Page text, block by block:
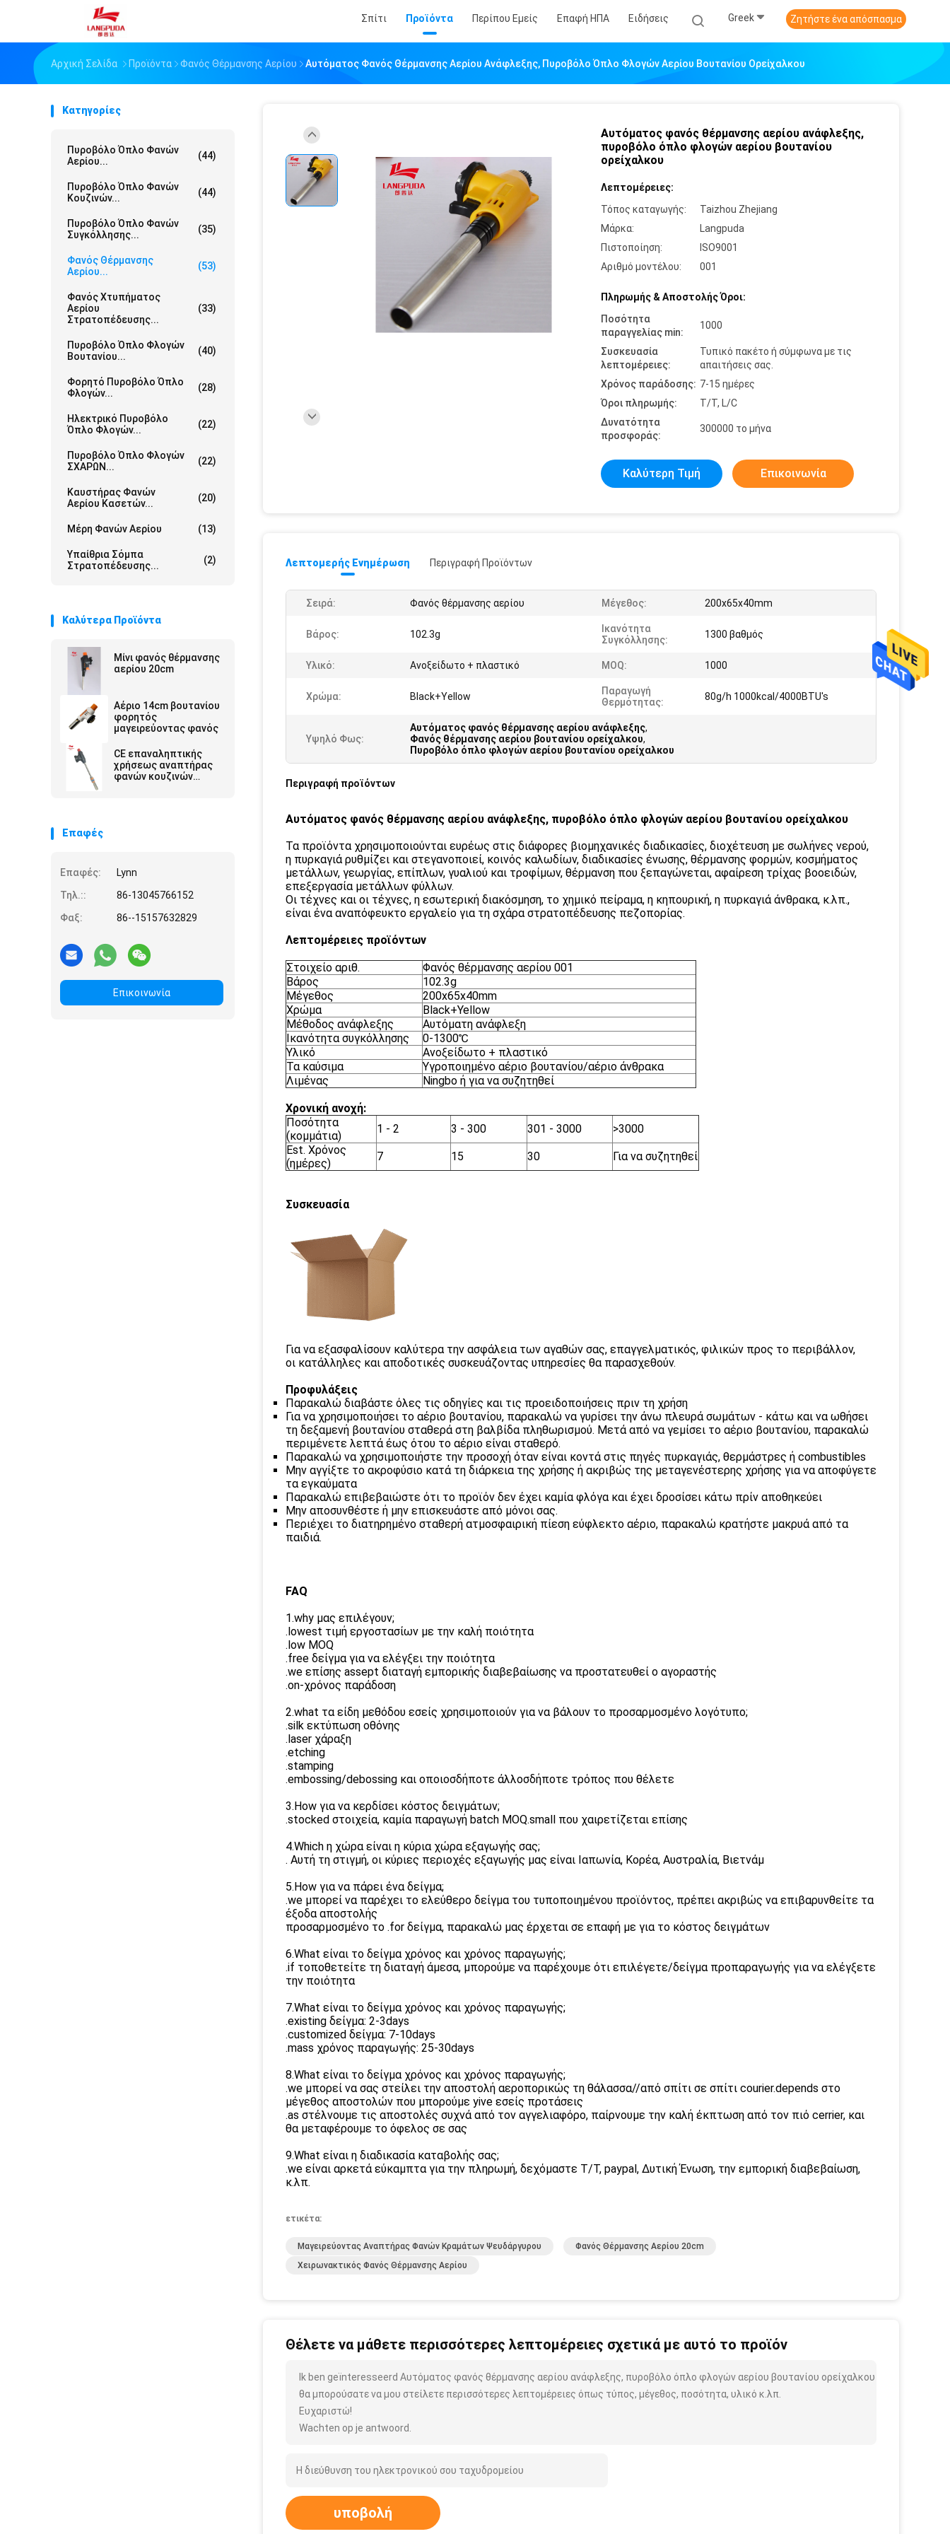
Σπίτι Προϊόντα Περίπου Εμείς Επαφή ΗΠΑ Ειδήσεις Greek Ζητήστε ένα απόσπασμα
Αρχική Σελίδα Προϊόντα Φανός Θέρμανσης Αερίου Αυτόματος Φανός Θέρμανσης Αερίου Ανάφλεξης, Πυροβόλο Όπλο Φλογών Αερίου Βουτανίου Ορείχαλκου
Κατηγορίες
Πυροβόλο Όπλο Φανών
Αερίου...
(44)
Πυροβόλο Όπλο Φανών
Κουζινών...
(44)
Πυροβόλο Όπλο Φανών
Συγκόλλησης...
(35)
Φανός Θέρμανσης
Αερίου...
(53)
Φανός Χτυπήματος
Αερίου
Στρατοπέδευσης...
(33)
Πυροβόλο Όπλο Φλογών
Βουτανίου...
(40)
Φορητό Πυροβόλο Όπλο
Φλογών...
(28)
Ηλεκτρικό Πυροβόλο
Όπλο Φλογών...
(22)
Πυροβόλο Όπλο Φλογών
ΣΧΑΡΩΝ...
(22)
Καυστήρας Φανών
Αερίου Κασετών...
(20)
Μέρη Φανών Αερίου (13)
Υπαίθρια Σόμπα
Στρατοπέδευσης...
(2)
Καλύτερα Προϊόντα
Μίνι φανός θέρμανσης
αερίου 20cm
Αέριο 14cm βουτανίου
φορητός
μαγειρεύοντας φανός
CE επαναληπτικής
χρήσεως αναπτήρας
φανών κουζινών
Επαφές
Επαφές:
Lynn
Τηλ.::
86-13045766152
Φαξ:
86--15157632829
Επικοινωνία
Αυτόματος φανός θέρμανσης αερίου ανάφλεξης,
πυροβόλο όπλο φλογών αερίου βουτανίου
ορείχαλκου
Λεπτομέρειες:
Τόπος καταγωγής:
Taizhou Zhejiang
Μάρκα:
Langpuda
Πιστοποίηση:
ISO9001
Αριθμό μοντέλου:
001
Πληρωμής & Αποστολής Όροι:
Ποσότητα
παραγγελίας min:
1000
Συσκευασία
λεπτομέρειες:
Τυπικό πακέτο ή σύμφωνα με τις
απαιτήσεις σας.
Χρόνος παράδοσης: 7-15 ημέρες
Όροι πληρωμής:
T/T, L/C
Δυνατότητα
προσφοράς:
300000 το μήνα
Καλύτερη Τιμή Επικοινωνία
Λεπτομερής Ενημέρωση Περιγραφή Προϊόντων
Σειρά: Φανός θέρμανσης αερίου Μέγεθος: 200x65x40mm
Βάρος: 102.3g
Ικανότητα
Συγκόλλησης:
1300 βαθμός
Υλικό: Ανοξείδωτο + πλαστικό MOQ: 1000
Χρώμα: Black+Yellow
Παραγωγή
Θερμότητας:
80g/h 1000kcal/4000BTU's
Υψηλό Φως:
Αυτόματος φανός θέρμανσης αερίου ανάφλεξης,
Φανός θέρμανσης αερίου βουτανίου ορείχαλκου,
Πυροβόλο όπλο φλογών αερίου βουτανίου ορείχαλκου
Περιγραφή προϊόντων
Αυτόματος φανός θέρμανσης αερίου ανάφλεξης, πυροβόλο όπλο φλογών αερίου βουτανίου ορείχαλκου
Τα προϊόντα χρησιμοποιούνται ευρέως στις διάφορες βιομηχανικές διαδικασίες, διοχέτευση με σωλήνες νερού,
η πυρκαγιά ρυθμίζει και στεγανοποιεί, κοινός καλωδίων, διαδικασίες ένωσης, θέρμανσης φορμών, κοσμήματος
μετάλλων, γεωργίας, επίπλων, γυαλιού και τροφίμων, θέρμανση που ξεπαγώνεται, αφαίρεση τρίχας βοοειδών,
επεξεργασία μετάλλων φύλλων.
Οι τέχνες και οι τέχνες, η εσωτερική διακόσμηση, το χημικό πείραμα, η κηπουρική, η πυρκαγιά άνθρακα, κ.λπ.,
είναι ένα αναπόφευκτο εργαλείο για τη σχάρα στρατοπέδευσης πεζοπορίας.
Λεπτομέρειες προϊόντων
Στοιχείο αριθ.
Φανός θέρμανσης αερίου 001
Βάρος
102.3g
Μέγεθος
200x65x40mm
Χρώμα
Black+Yellow
Μέθοδος ανάφλεξης
Αυτόματη ανάφλεξη
Ικανότητα συγκόλλησης
0-1300℃
Υλικό
Ανοξείδωτο + πλαστικό
Τα καύσιμα
Υγροποιημένο αέριο βουτανίου/αέριο άνθρακα
Λιμένας
Ningbo ή για να συζητηθεί
Χρονική ανοχή:
Ποσότητα
(κομμάτια)
1 - 2 3 - 300 301 - 3000
>3000
Est. Χρόνος
(ημέρες)
7 15 30 Για να συζητηθεί
Συσκευασία
Για να εξασφαλίσουν καλύτερα την ασφάλεια των αγαθών σας, επαγγελματικός, φιλικών προς το περιβάλλον,
οι κατάλληλες και αποδοτικές συσκευάζοντας υπηρεσίες θα παρασχεθούν.
Προφυλάξεις
Παρακαλώ διαβάστε όλες τις οδηγίες και τις προειδοποιήσεις πριν τη χρήση
Για να χρησιμοποιήσει το αέριο βουτανίου, παρακαλώ να γυρίσει την άνω πλευρά σωμάτων - κάτω και να ωθήσει
τη δεξαμενή βουτανίου σταθερά στη βαλβίδα πληθωρισμού. Μετά από να γεμίσει το αέριο βουτανίου, παρακαλώ
περιμένετε λεπτά έως ότου το αέριο είναι σταθερό.
Παρακαλώ να χρησιμοποιήστε την προσοχή όταν είναι κοντά στις πηγές πυρκαγιάς, θερμάστρες ή combustibles
Μην αγγίξτε το ακροφύσιο κατά τη διάρκεια της χρήσης ή ακριβώς της μεταγενέστερης χρήσης για να αποφύγετε
τα εγκαύματα
Παρακαλώ επιβεβαιώστε ότι το προϊόν δεν έχει καμία φλόγα και έχει δροσίσει κάτω πρίν αποθηκεύει
Μην αποσυνθέστε ή μην επισκευάστε από μόνοι σας.
Περιέχει το διατηρημένο σταθερή ατμοσφαιρική πίεση εύφλεκτο αέριο, παρακαλώ κρατήστε μακρυά από τα
παιδιά.
FAQ
1.why μας επιλέγουν;
.lowest τιμή εργοστασίων με την καλή ποιότητα
.low MOQ
.free δείγμα για να ελέγξει την ποιότητα
.we επίσης assept διαταγή εμπορικής διαβεβαίωσης να προστατευθεί ο αγοραστής
.on-χρόνος παράδοση
2.what τα είδη μεθόδου εσείς χρησιμοποιούν για να βάλουν το προσαρμοσμένο λογότυπο;
.silk εκτύπωση οθόνης
.laser χάραξη
.etching
.stamping
.embossing/debossing και οποιοσδήποτε άλλοσδήποτε τρόπος που θέλετε
3.How για να κερδίσει κόστος δειγμάτων;
.stocked στοιχεία, καμία παραγωγή batch MOQ.small που χαιρετίζεται επίσης
4.Which η χώρα είναι η κύρια χώρα εξαγωγής σας;
. Αυτή τη στιγμή, οι κύριες περιοχές εξαγωγής μας είναι Ιαπωνία, Κορέα, Αυστραλία, Βιετνάμ
5.How για να πάρει ένα δείγμα;
.we μπορεί να παρέχει το ελεύθερο δείγμα του τυποποιημένου προϊόντος, πρέπει ακριβώς να επιβαρυνθείτε τα
έξοδα αποστολής
προσαρμοσμένο το .for δείγμα, παρακαλώ μας έρχεται σε επαφή με για το κόστος δειγμάτων
6.What είναι το δείγμα χρόνος και χρόνος παραγωγής;
.if τοποθετείτε τη διαταγή άμεσα, μπορούμε να παρέχουμε ότι επιλέγετε/δείγμα προπαραγωγής για να ελέγξετε
την ποιότητα
7.What είναι το δείγμα χρόνος και χρόνος παραγωγής;
.existing δείγμα: 2-3days
.customized δείγμα: 7-10days
.mass χρόνος παραγωγής: 25-30days
8.What είναι το δείγμα χρόνος και χρόνος παραγωγής;
.we μπορεί να σας στείλει την αποστολή αεροπορικώς τη θάλασσα//από σπίτι σε σπίτι courier.depends στο
μέγεθος αποστολών που μπορούμε yive εσείς προτάσεις
.as στέλνουμε τις αποστολές συχνά από τον αγγελιαφόρο, παίρνουμε την καλή έκπτωση από τον πιό cerrier, και
θα μεταφέρουμε το όφελος σε σας
9.What είναι η διαδικασία καταβολής σας;
.we είναι αρκετά εύκαμπτα για την πληρωμή, δεχόμαστε T/T, paypal, Δυτική Ένωση, την εμπορική διαβεβαίωση,
κ.λπ.
ετικέτα:
Μαγειρεύοντας Αναπτήρας Φανών Κραμάτων Ψευδάργυρου
Φανός Θέρμανσης Αερίου 20cm
Χειρωνακτικός Φανός Θέρμανσης Αερίου
Θέλετε να μάθετε περισσότερες λεπτομέρειες σχετικά με αυτό το προϊόν
Ik ben geïnteresseerd Αυτόματος φανός θέρμανσης αερίου ανάφλεξης, πυροβόλο όπλο φλογών αερίου βουτανίου ορείχαλκου
θα μπορούσατε να μου στείλετε περισσότερες λεπτομέρειες όπως τύπος, μέγεθος, ποσότητα, υλικό κ.λπ.
Ευχαριστώ!
Wachten op je antwoord.
υποβολή